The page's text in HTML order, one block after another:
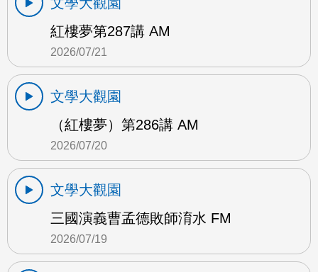
紅樓夢第287講 AM
2026/07/21
文學大觀園
（紅樓夢）第286講 AM
2026/07/20
文學大觀園
三國演義曹孟德敗師淯水 FM
2026/07/19